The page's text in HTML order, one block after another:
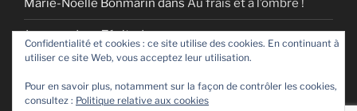
Marie-Noëlle Bonmarin dans Au frais et à l’ombre !
JacquesdansZénitude
Confidentialité et cookies : ce site utilise des cookies. En continuant à
utiliser ce site Web, vous acceptez leur utilisation.
Pour en savoir plus, notamment sur la façon de contrôler les cookies,
consultez : Politique relative aux cookies